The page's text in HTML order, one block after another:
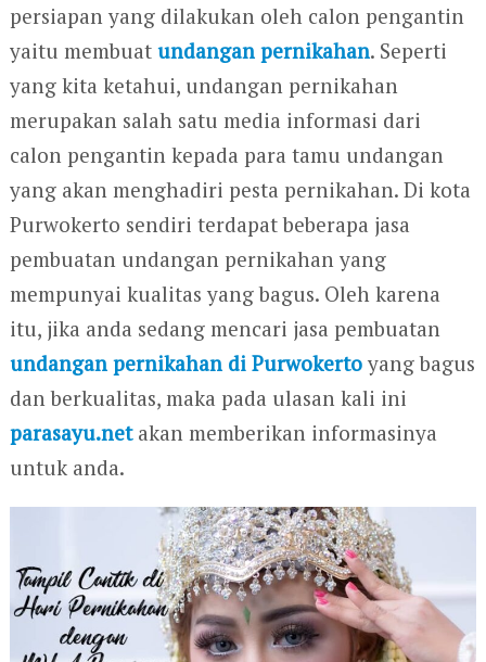
persiapan yang dilakukan oleh calon pengantin
yaitu membuat undangan pernikahan. Seperti
yang kita ketahui, undangan pernikahan
merupakan salah satu media informasi dari
calon pengantin kepada para tamu undangan
yang akan menghadiri pesta pernikahan. Di kota
Purwokerto sendiri terdapat beberapa jasa
pembuatan undangan pernikahan yang
mempunyai kualitas yang bagus. Oleh karena
itu, jika anda sedang mencari jasa pembuatan
undangan pernikahan di Purwokertoyang bagus
dan berkualitas, maka pada ulasan kali ini
parasayu.netakan memberikan informasinya
untuk anda.